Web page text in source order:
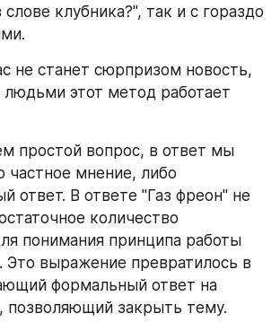
слове клубника?", так и с гораздо
не станет сюрпризом новость,
людьми этот метод работает
простой вопрос, в ответ мы
частное мнение, либо
ответ. В ответе "Газ фреон" не
количество
понимания принципа работы
Это выражение превратилось в
формальный ответ на
позволяющий закрыть тему.